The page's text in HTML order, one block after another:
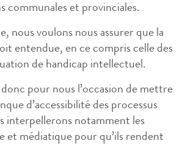
communales et provinciales.
nous voulons nous assurer que la
entendue, en ce compris celle des
de handicap intellectuel.
pour nous l’occasion de mettre
d’accessibilité des processus
interpellerons notamment les
et médiatique pour qu’ils rendent